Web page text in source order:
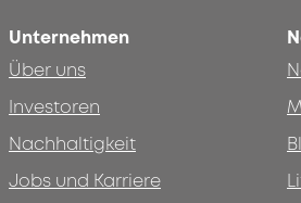
Unternehmen
Über uns
Investoren
Nachhaltigkeit
Jobs und Karriere